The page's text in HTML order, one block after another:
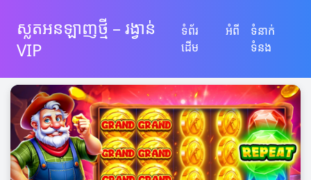
ស្លតអនឡាញថ្មី – រង្វាន់
VIP
ទំព័រ
ដើម
អំពី
ទំនាក់
ទំនង